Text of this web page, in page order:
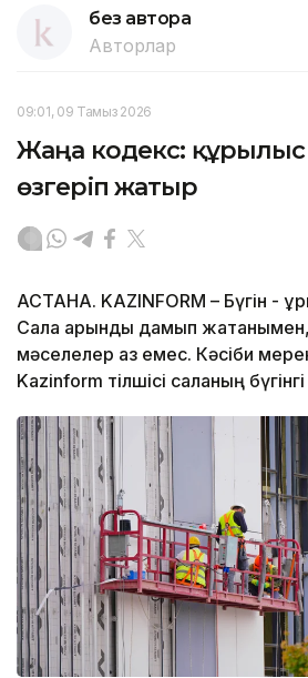
без автора
Авторлар
09:01, 09 Тамыз 2026
Жаңа кодекс: құрылыс
өзгеріп жатыр
АСТАНА. KAZINFORM – Бүгін -
Сала қарқынды дамып
мәселелер аз емес. Кәсіби
Kazinform тілшісі саланың